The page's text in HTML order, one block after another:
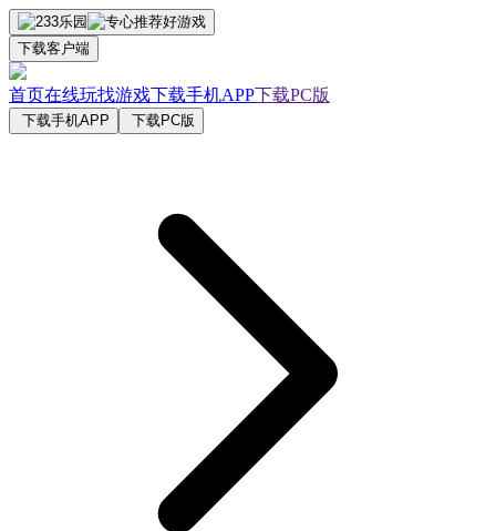
下载客户端
首页在线玩找游戏下载手机APP下载PC版
下载手机APP 下载PC版